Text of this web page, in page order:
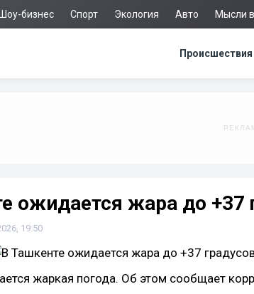
Шоу-бизнес Спорт Экология Авто Мысли
Происшествия
ожидается жара до +37
19:50
жаркая погода. Об этом сообщает